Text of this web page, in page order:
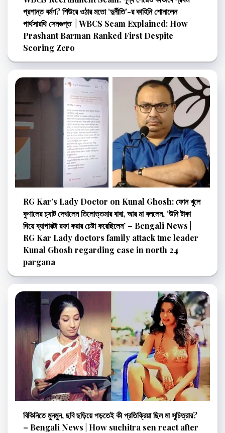
প্রশান্ত বর্মণ? শিউরে ওঠার মতো ‘দুর্নীতি’-র কাহিনি শোনালেন
পার্থসারথি সেনগুপ্ত | WBCS Scam Explained: How
Prashant Barman Ranked First Despite
Scoring Zero
RG Kar’s Lady Doctor on Kunal Ghosh: ফোন খুলে
কুণালের চ্যাট দেখালেন তিলোত্তমার বাবা, আর মা বললেন, ‘উনি টাকা
দিয়ে ব্যাপারটা রফা করার চেষ্টা করেছিলেন’ – Bengali News |
RG Kar Lady doctors family attack tmc leader
Kunal Ghosh regarding case in north 24
pargana
বিকিনিতে মুনমুন, ছবি ছড়িয়ে পড়তেই কী প্রতিক্রিয়া ছিল মা সুচিত্রার?
– Bengali News | How suchitra sen react after